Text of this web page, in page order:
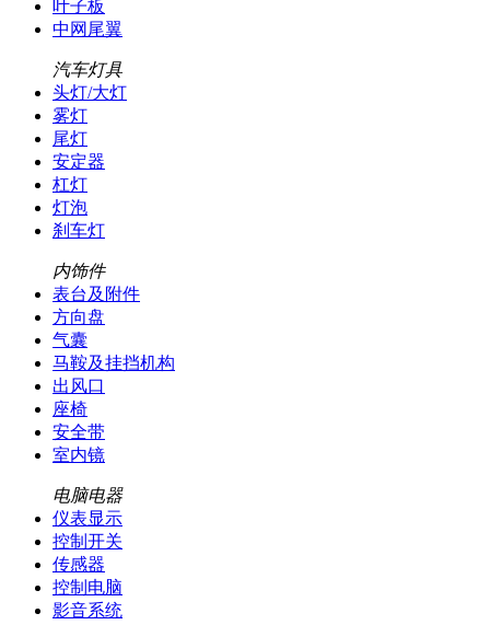
叶子板
中网尾翼
汽车灯具
头灯/大灯
雾灯
尾灯
安定器
杠灯
灯泡
刹车灯
内饰件
表台及附件
方向盘
气囊
马鞍及挂挡机构
出风口
座椅
安全带
室内镜
电脑电器
仪表显示
控制开关
传感器
控制电脑
影音系统